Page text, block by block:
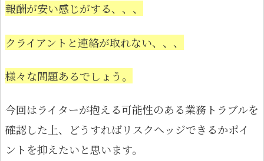
報酬が安い感じがする、、、
クライアントと連絡が取れない、、、
様々な問題あるでしょう。
今回はライターが抱える可能性のある業務トラブルを
確認した上、どうすればリスクヘッジできるかポイ
ントを抑えたいと思います。